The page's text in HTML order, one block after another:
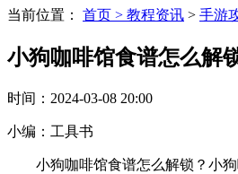
当前位置： 首页 > 教程资讯 > 手游
小狗咖啡馆食谱怎么解
时间： 2024-03-08 20:00
小编： 工具书
小狗咖啡馆食谱怎么解锁？小狗